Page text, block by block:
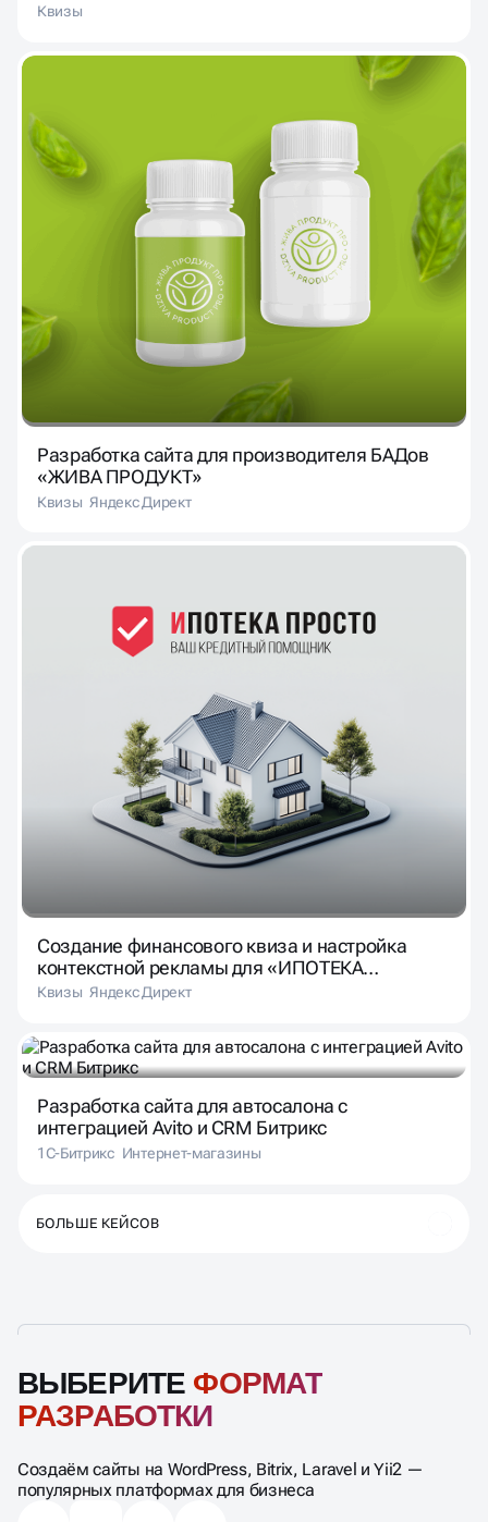
Квизы
Разработка сайта для производителя БАДов
«ЖИВА ПРОДУКТ»
Квизы Яндекс Директ
Создание финансового квиза и настройка
контекстной рекламы для «ИПОТЕКА
ПРОСТО»
Квизы Яндекс Директ
Разработка сайта для автосалона с
интеграцией Avito и CRM Битрикс
1С-Битрикс Интернет-магазины
БОЛЬШЕ КЕЙСОВ
ВЫБЕРИТЕ ФОРМАТ
РАЗРАБОТКИ
Создаём сайты на WordPress, Bitrix, Laravel и Yii2 —
популярных платформах для бизнеса